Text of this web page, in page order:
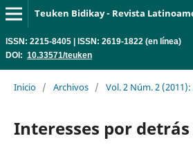
ISSN: 2215-8405 | ISSN: 2619-1822 (en línea)
DOI: 10.33571/teuken
Inicio / Archivos / Vol. 2 Núm. 2
Interesses por detrás